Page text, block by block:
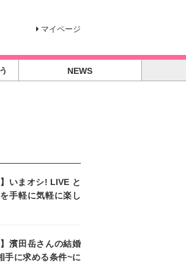
マイページ
NEWS
】いまオシ! LIVE と
手軽に気軽に楽し
】濱田岳さんの結婚
手に求める条件~に